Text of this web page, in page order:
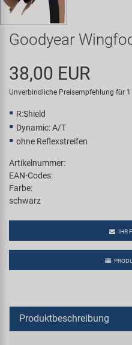
Samox
Smart
SRAM/RockShox
Trail-Gator
Velo
Markenübersicht
Goodyear
38,00 EUR
Unverbindliche Preisempfehlung für 1
R:Shield
Dynamic: A/T
ohne Reflexstreifen
Artikelnummer:
EAN-Codes:
Farbe:
schwarz
IHR
Produktbeschreibung